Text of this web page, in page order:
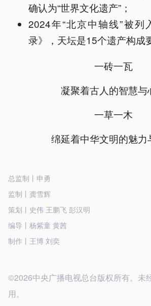
确认为“世界文化遗产”；
2024年“北京中轴线”被列
录》，天坛是15个遗产构成
一砖一瓦
凝聚着古人的智慧与
一草一木
绵延着中华文明的魅力
总监制丨申勇
监制丨龚雪辉
策划丨史伟 王鹏飞 彭汉明
编导丨杨紫童 黄茜
制作丨王博 刘奕
©2026中央广播电视总台版权所有。未
用。